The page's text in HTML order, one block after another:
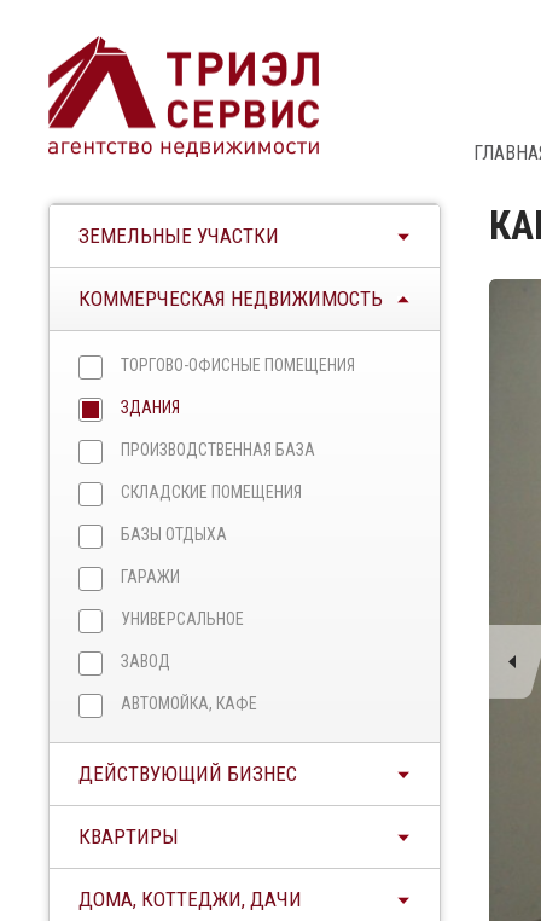
ЗЕМЕЛЬНЫЕ УЧАСТКИ
КОММЕРЧЕСКАЯ НЕДВИЖИМОСТЬ
ТОРГОВО-ОФИСНЫЕ ПОМЕЩЕНИЯ
ЗДАНИЯ
ПРОИЗВОДСТВЕННАЯ БАЗА
СКЛАДСКИЕ ПОМЕЩЕНИЯ
БАЗЫ ОТДЫХА
ГАРАЖИ
УНИВЕРСАЛЬНОЕ
ЗАВОД
АВТОМОЙКА, КАФЕ
ДЕЙСТВУЮЩИЙ БИЗНЕС
КВАРТИРЫ
ДОМА, КОТТЕДЖИ, ДАЧИ